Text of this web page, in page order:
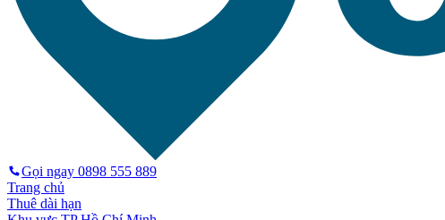
Gọi ngay 0898 555 889
Trang chủ
Thuê dài hạn